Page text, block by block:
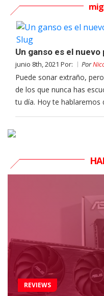
Un ganso es el
junio 8th, 2021 Por: Por
Puede sonar extraño,
de los que nunca has
tu día. Hoy te hablaremos
REVIEWS